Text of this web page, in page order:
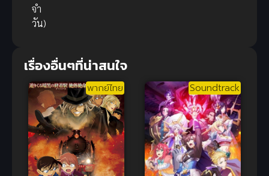
จำ
วัน)
เรื่องอื่นๆที่น่าสนใจ
พากย์ไทย Soundtrack